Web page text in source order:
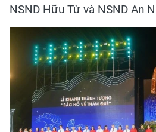
NSND Hữu Từ và NSND An